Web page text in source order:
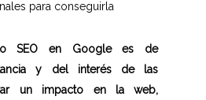
SEO en Google es de
y del interés de las
un impacto en la web,